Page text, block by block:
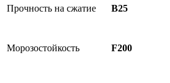
Прочность на сжатие B25
Морозостойкость F200